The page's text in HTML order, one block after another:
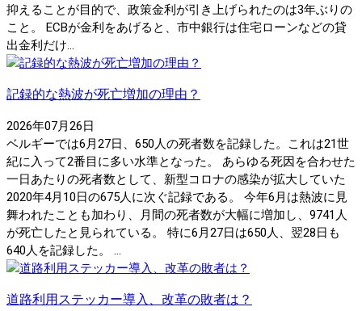
抑えることが目的で、政策金利が引き上げられたのは3年ぶりの
こと。 ECBが金利をあげると、市中銀行は住宅ローンなどの貸
出金利だけ...
記録的な熱波が死亡増加の理由？
2026年07月26日
ベルギーでは6月27日、650人の死者数を記録した。これは21世
紀に入って2番目に多い水準となった。 あらゆる死因を合わせた
一日あたりの死者数として、新型コロナの感染が拡大していた
2020年4月10日の675人に次ぐ記録である。 今年6月は熱波に見
舞われたことも加わり、月間の死者数が大幅に増加し、9741人
が死亡したと見られている。 特に6月27日は650人、翌28日も
640人を記録した。 ...
道路利用ステッカー導入、改革の敗者は？